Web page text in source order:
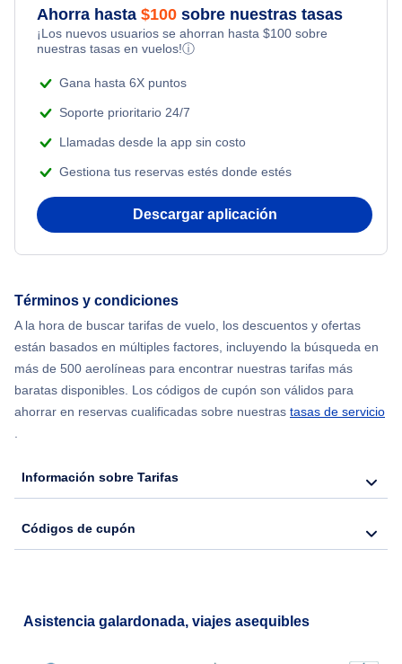
Flights Under $99
Flights Under $199
Flights from Toronto to Shanghai
Flights from Nueva York to Tel Aviv
Flights from Nueva York to Atenas
Flights from Shanghai to Nueva York
Flights from Delhi to Nueva York
Flights from Chicago to Delhi
Flights from Nueva York to Seúl
Flights from Nueva York to Barcelona
Romantic Vacations
Adventure Vacations
Beach Vacations
Ahorra hasta $100 sobre nuestras tasas
¡Los nuevos usuarios se ahorran hasta $100 sobre
nuestras tasas en vuelos!ⓘ
Gana hasta 6X puntos
Soporte prioritario 24/7
Llamadas desde la app sin costo
Gestiona tus reservas estés donde estés
Descargar aplicación
Términos y condiciones
A la hora de buscar tarifas de vuelo, los descuentos y ofertas
están basados en múltiples factores, incluyendo la búsqueda en
más de 500 aerolíneas para encontrar nuestras tarifas más
baratas disponibles. Los códigos de cupón son válidos para
ahorrar en reservas cualificadas sobre nuestras tasas de servicio
.
Información sobre Tarifas
Códigos de cupón
Asistencia galardonada, viajes asequibles